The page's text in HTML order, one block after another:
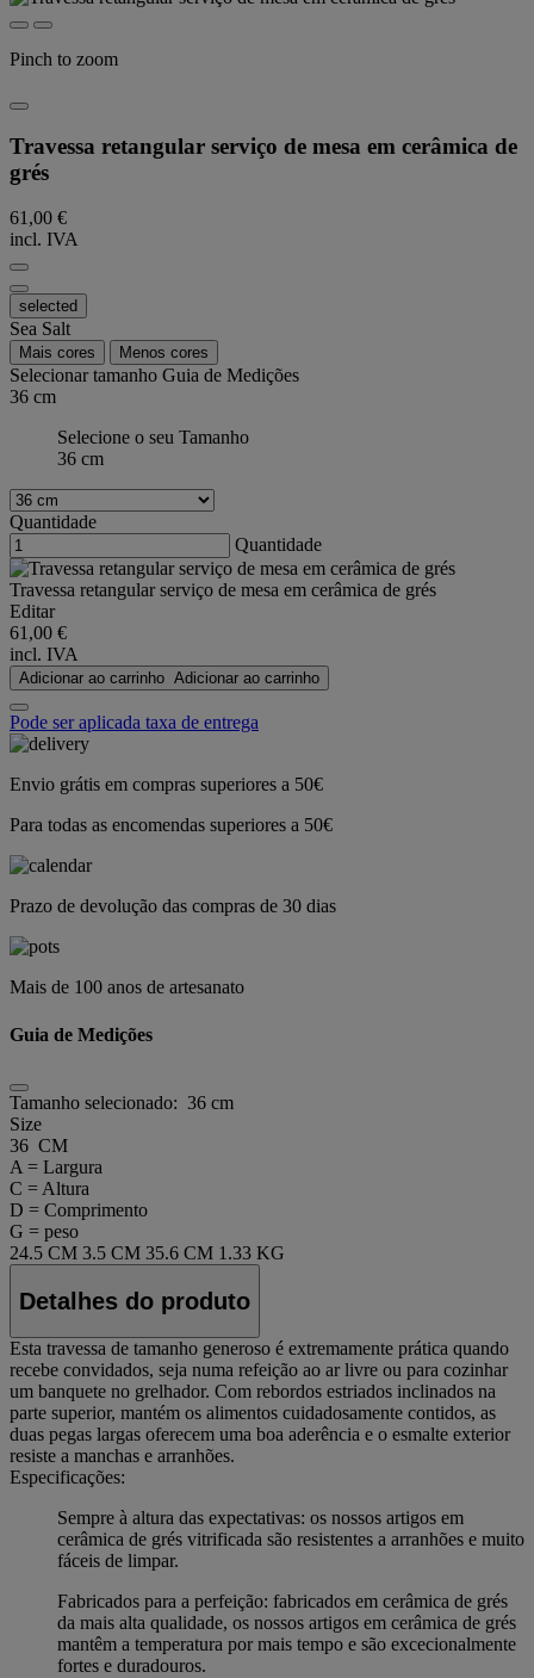
Pinch to zoom
Travessa retangular serviço de mesa em cerâmica de
grés
61,00 €
incl. IVA
selected
Sea Salt
Mais cores Menos cores
Selecionar tamanho Guia de Medições
36 cm
Selecione o seu Tamanho
36 cm
Quantidade
Quantidade
Travessa retangular serviço de mesa em cerâmica de grés
Editar
61,00 €
incl. IVA
Adicionar ao carrinho Adicionar ao carrinho
Pode ser aplicada taxa de entrega
Envio grátis em compras superiores a 50€
Para todas as encomendas superiores a 50€
Prazo de devolução das compras de 30 dias
Mais de 100 anos de artesanato
Guia de Medições
Tamanho selecionado: 36 cm
Size
36 CM
A = Largura
C = Altura
D = Comprimento
G = peso
24.5 CM 3.5 CM 35.6 CM 1.33 KG
Detalhes do produto
Esta travessa de tamanho generoso é extremamente prática quando
recebe convidados, seja numa refeição ao ar livre ou para cozinhar
um banquete no grelhador. Com rebordos estriados inclinados na
parte superior, mantém os alimentos cuidadosamente contidos, as
duas pegas largas oferecem uma boa aderência e o esmalte exterior
resiste a manchas e arranhões.
Especificações:
Sempre à altura das expectativas: os nossos artigos em
cerâmica de grés vitrificada são resistentes a arranhões e muito
fáceis de limpar.
Fabricados para a perfeição: fabricados em cerâmica de grés
da mais alta qualidade, os nossos artigos em cerâmica de grés
mantêm a temperatura por mais tempo e são excecionalmente
fortes e duradouros.